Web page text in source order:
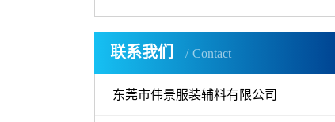
联系我们 Contact
东莞市伟景服装辅料有限公司